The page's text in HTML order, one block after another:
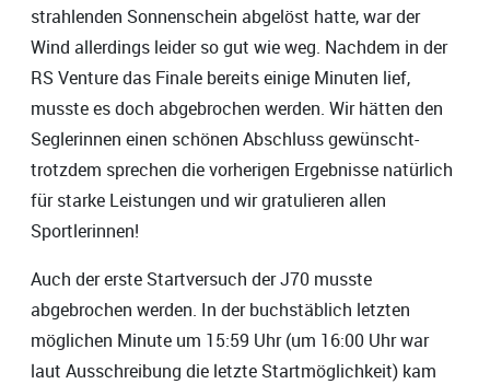
strahlenden Sonnenschein abgelöst hatte, war der
Wind allerdings leider so gut wie weg. Nachdem in der
RS Venture das Finale bereits einige Minuten lief,
musste es doch abgebrochen werden. Wir hätten den
Seglerinnen einen schönen Abschluss gewünscht-
trotzdem sprechen die vorherigen Ergebnisse natürlich
für starke Leistungen und wir gratulieren allen
Sportlerinnen!
Auch der erste Startversuch der J70 musste
abgebrochen werden. In der buchstäblich letzten
möglichen Minute um 15:59 Uhr (um 16:00 Uhr war
laut Ausschreibung die letzte Startmöglichkeit) kam